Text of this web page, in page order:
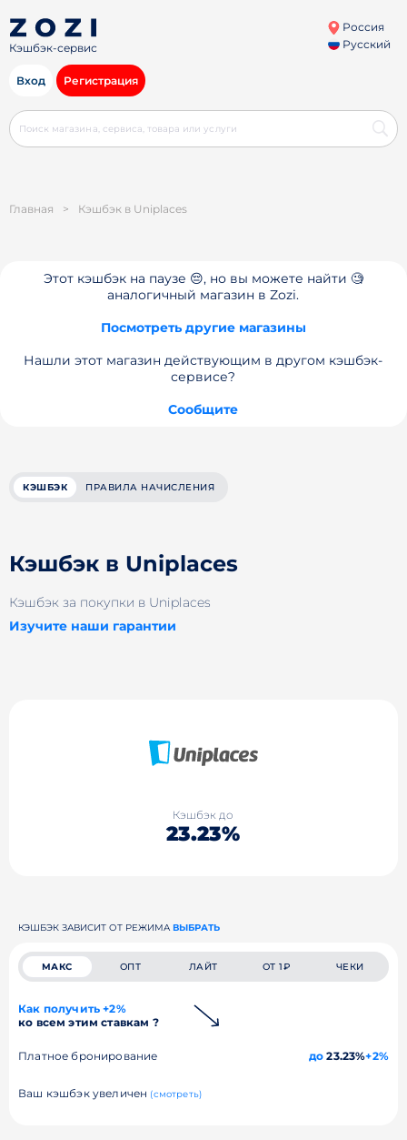
Кэшбэк-сервис
Россия
Русский
Вход Регистрация
Главная > Кэшбэк в Uniplaces
Этот кэшбэк на паузе 😔, но вы можете найти 🧐
аналогичный магазин в Zozi.
Посмотреть другие магазины
Нашли этот магазин действующим в другом кэшбэк-
сервисе?
Сообщите
КЭШБЭК ПРАВИЛА НАЧИСЛЕНИЯ
Кэшбэк в Uniplaces
Кэшбэк за покупки в Uniplaces
Изучите наши гарантии
Кэшбэк до
23.23%
КЭШБЭК ЗАВИСИТ ОТ РЕЖИМА ВЫБРАТЬ
МАКС ОПТ ЛАЙТ ОТ 1₽ ЧЕКИ
Как получить +2%
ко всем этим ставкам ?
Платное бронирование до 23.23%+2%
Ваш кэшбэк увеличен (смотреть)